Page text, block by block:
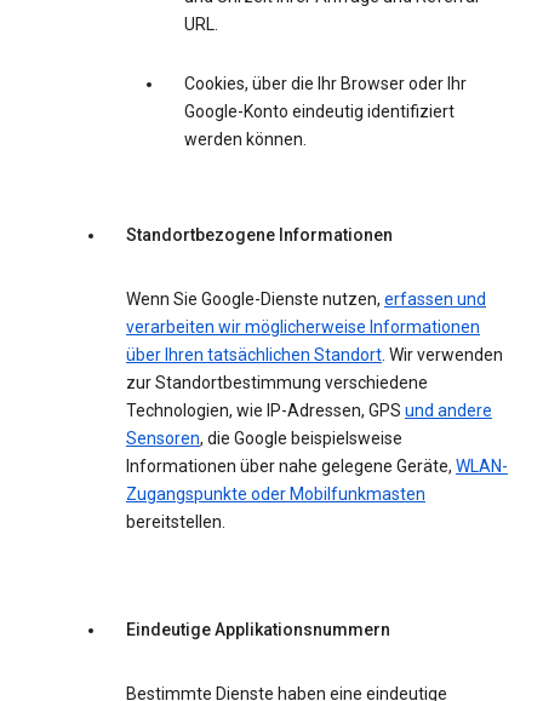
URL.
Cookies, über die Ihr Browser oder Ihr
Google-Konto eindeutig identifiziert
werden können.
Standortbezogene Informationen
Wenn Sie Google-Dienste nutzen, erfassen und
verarbeiten wir möglicherweise Informationen
über Ihren tatsächlichen Standort. Wir verwenden
zur Standortbestimmung verschiedene
Technologien, wie IP-Adressen, GPS und andere
Sensoren, die Google beispielsweise
Informationen über nahe gelegene Geräte, WLAN-
Zugangspunkte oder Mobilfunkmasten
bereitstellen.
Eindeutige Applikationsnummern
Bestimmte Dienste haben eine eindeutige